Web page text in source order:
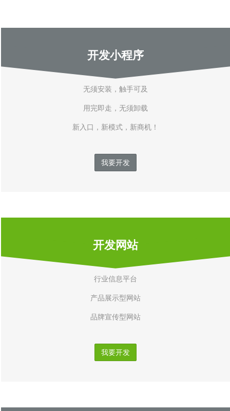
开发小程序
无须安装，触手可及
用完即走，无须卸载
新入口，新模式，新商机！
我要开发
开发网站
行业信息平台
产品展示型网站
品牌宣传型网站
我要开发